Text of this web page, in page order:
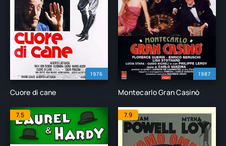
1976
Cuore di cane
1987
Montecarlo Gran Casinò
7.5 7.9